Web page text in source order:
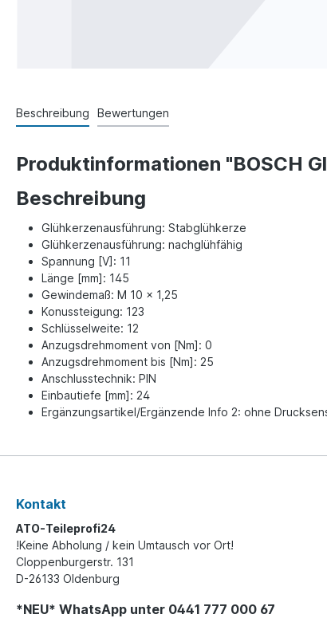
Beschreibung Bewertungen
Produktinformationen "BOSCH
Beschreibung
Glühkerzenausführung: Stabglühkerze
Glühkerzenausführung: nachglühfähig
Spannung [V]: 11
Länge [mm]: 145
Gewindemaß: M 10 x 1,25
Konussteigung: 123
Schlüsselweite: 12
Anzugsdrehmoment von [Nm]: 0
Anzugsdrehmoment bis [Nm]: 25
Anschlusstechnik: PIN
Einbautiefe [mm]: 24
Ergänzungsartikel/Ergänzende Info 2: ohne
Kontakt
ATO-Teileprofi24
!Keine Abholung / kein Umtausch vor Ort!
Cloppenburgerstr. 131
D-26133 Oldenburg
*NEU* WhatsApp unter 0441 777 000 67